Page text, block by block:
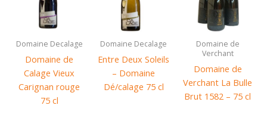
Domaine Decalage
Domaine de
Calage Vieux
Carignan rouge
75 cl
Domaine Decalage
Entre Deux Soleils
– Domaine
Dé/calage 75 cl
Domaine de
Verchant
Domaine de
Verchant La Bulle
Brut 1582 – 75 cl